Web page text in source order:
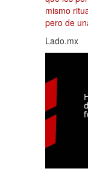
mismo
pero de
Lado.mx